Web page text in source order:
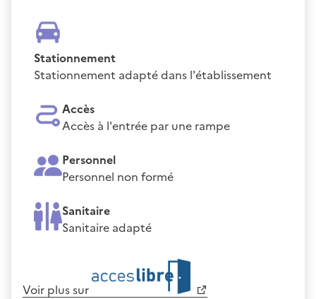
Stationnement
Stationnement adapté dans l'établissement
Accès
Accès à l'entrée par une rampe
Personnel
Personnel non formé
Sanitaire
Sanitaire adapté
Voir plus sur